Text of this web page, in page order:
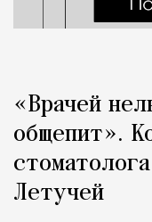
«Врачей
общепит».
Летучей